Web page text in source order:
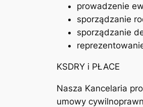
prowadzenie
sporządzanie
sporządzanie
KSDRY i PŁACE
Nasza Kancelaria
umowy